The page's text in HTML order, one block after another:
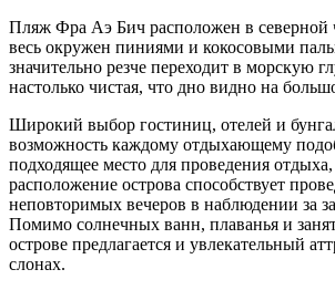
Пляж Фра Аэ Бич расположен в северной
весь окружен пиниями и кокосовыми
значительно резче переходит в морскую
настолько чистая, что дно видно на
Широкий выбор гостиниц, отелей и
возможность каждому отдыхающему
подходящее место для проведения
расположение острова способствует
неповторимых вечеров в наблюдении за
Помимо солнечных ванн, плаванья и
острове предлагается и увлекательный
слонах.